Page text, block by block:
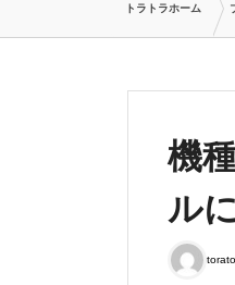
トラトラホーム
機
ル